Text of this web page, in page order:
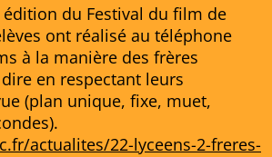
édition du Festival du film de
ont réalisé au téléphone
à la manière des frères
dire en respectant leurs
(plan unique, fixe, muet,
actualites/22-lyceens-2-freres-